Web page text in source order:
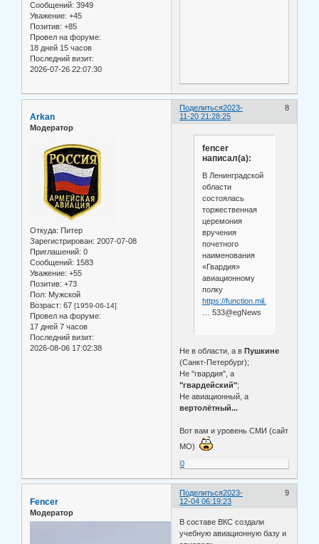
Сообщений: 3949
Уважение: +45
Позитив: +85
Провел на форуме:
18 дней 15 часов
Последний визит:
2026-07-26 22:07:30
Поделиться 8
2023-
11-20 21:28:25
Arkan
Модератор
Откуда: Питер
Зарегистрирован: 2007-07-08
Приглашений: 0
Сообщений: 1583
Уважение: +55
Позитив: +73
Пол: Мужской
Возраст: 67 [1959-06-14]
Провел на форуме:
17 дней 7 часов
Последний визит:
2026-08-06 17:02:38
fencer
написал(а):
В Ленинградской
области
состоялась
торжественная
церемония
вручения
почетного
наименования
«Гвардия»
авиационному
полку
https://function.mil.ru/
… 533@egNews
Не в области, а вПушкине
(Санкт-Петербург);
Не "гвардия", а
"гвардейский";
Не авиационный, а
вертолётный...
Вот вам и уровень СМИ (сайт
МО)
0
Поделиться 9
2023-
12-04 06:19:23
Fencer
Модератор
В составе ВКС создали
учебную авиационную базу и